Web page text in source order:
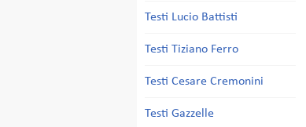
Testi Lucio Battisti
Testi Tiziano Ferro
Testi Cesare Cremonini
Testi Gazzelle